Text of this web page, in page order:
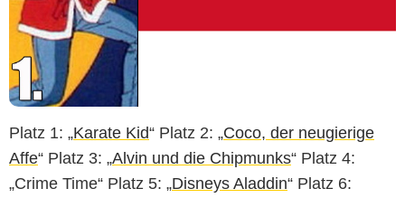
Platz 1: „Karate Kid“ Platz 2: „Coco, der neugierige
Affe“ Platz 3: „Alvin und die Chipmunks“ Platz 4:
„Crime Time“ Platz 5: „Disneys Aladdin“ Platz 6: